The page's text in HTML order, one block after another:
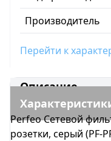
Производитель
Перейти к
Описание
Perfeo Сетевой
розетки, серый (PF-